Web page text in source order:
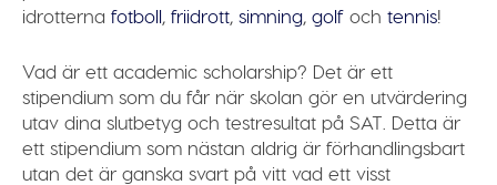
idrotternafotboll ,friidrott ,simning ,golf ochtennis!
Vad är ettacademic scholarship? Det är ett
stipendium som du får när skolan gör en utvärdering
utav dina slutbetyg och testresultat på SAT. Detta är
ett stipendium som nästan aldrig är förhandlingsbart
utan det är ganska svart på vitt vad ett visst